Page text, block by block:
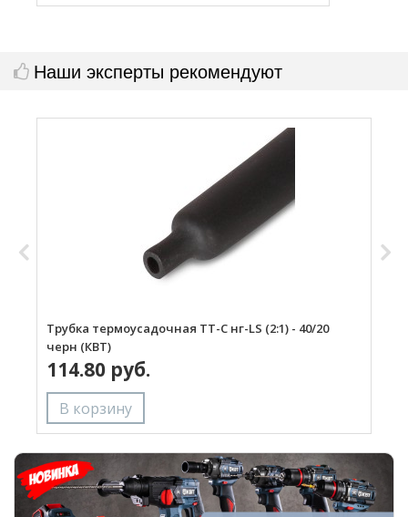
Наши эксперты рекомендуют
Трубка термоусадочная ТТ-С нг-LS (2:1) - 40/20
черн (КВТ)
114.80 руб.